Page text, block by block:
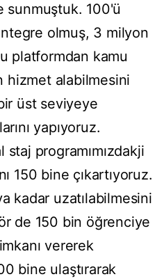
sunmuştuk. 100'ü
olmuş, 3 milyon
platformdan kamu
hizmet alabilmesini
üst seviyeye
yapıyoruz.
programımızdakji
150 bine çıkartıyoruz.
kadar uzatılabilmesini
de 150 bin öğrenciye
vererek
bine ulaştırarak